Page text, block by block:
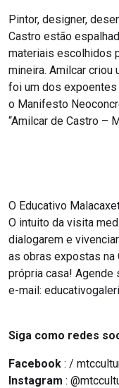
Pintor, designer,
Castro estão
materiais escolhidos
mineira. Amilcar criou
foi um dos expoentes
o Manifesto
“Amilcar de Castro –
O Educativo
O intuito da visita
dialogarem e
as obras expostas na
própria casa! Agende
e-mail:
Siga como redes
Facebook : /
Instagram :